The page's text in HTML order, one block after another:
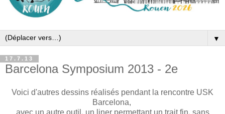
▼
17.7.13
Barcelona Symposium 2013 - 2e
Voici d'autres dessins réalisés pendant la rencontre USK
Barcelona,